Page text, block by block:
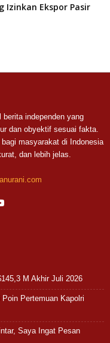
Izinkan Ekspor Pasir
berita independen yang
dan obyektif sesuai fakta.
masyarakat di Indonesia
dan lebih jelas.
M Akhir Juli 2026
Pertemuan Kapolri
Saya Ingat Pesan